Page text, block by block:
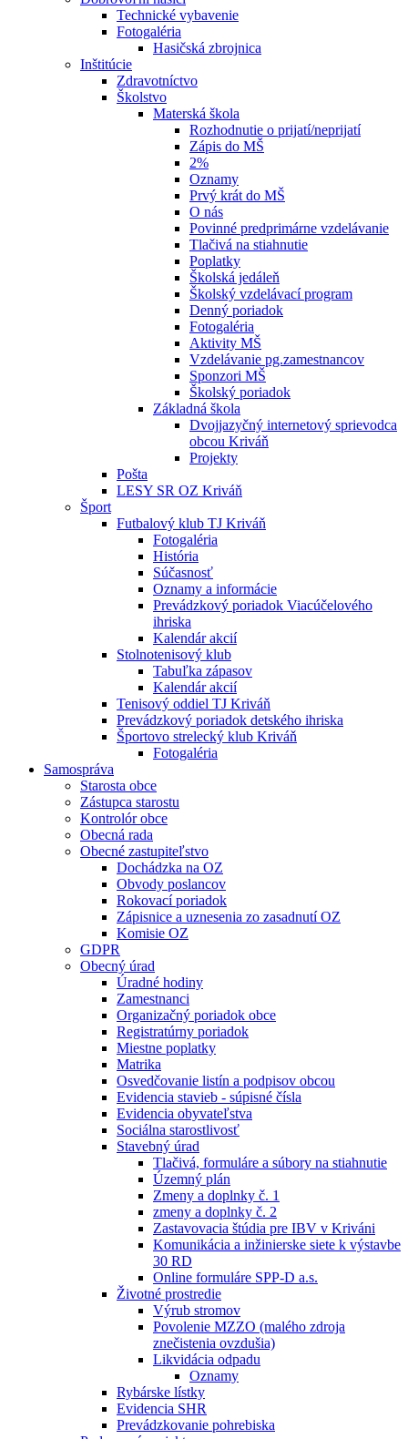
Technické vybavenie
Fotogaléria
Hasičská zbrojnica
Inštitúcie
Zdravotníctvo
Školstvo
Materská škola
Rozhodnutie o prijatí/neprijatí
Zápis do MŠ
2%
Oznamy
Prvý krát do MŠ
O nás
Povinné predprimárne vzdelávanie
Tlačivá na stiahnutie
Poplatky
Školská jedáleň
Školský vzdelávací program
Denný poriadok
Fotogaléria
Aktivity MŠ
Vzdelávanie pg.zamestnancov
Sponzori MŠ
Školský poriadok
Základná škola
Dvojjazyčný internetový sprievodca
obcou Kriváň
Projekty
Pošta
LESY SR OZ Kriváň
Šport
Futbalový klub TJ Kriváň
Fotogaléria
História
Súčasnosť
Oznamy a informácie
Prevádzkový poriadok Viacúčelového
ihriska
Kalendár akcií
Stolnotenisový klub
Tabuľka zápasov
Kalendár akcií
Tenisový oddiel TJ Kriváň
Prevádzkový poriadok detského ihriska
Športovo strelecký klub Kriváň
Fotogaléria
Samospráva
Starosta obce
Zástupca starostu
Kontrolór obce
Obecná rada
Obecné zastupiteľstvo
Dochádzka na OZ
Obvody poslancov
Rokovací poriadok
Zápisnice a uznesenia zo zasadnutí OZ
Komisie OZ
GDPR
Obecný úrad
Úradné hodiny
Zamestnanci
Organizačný poriadok obce
Registratúrny poriadok
Miestne poplatky
Matrika
Osvedčovanie listín a podpisov obcou
Evidencia stavieb - súpisné čísla
Evidencia obyvateľstva
Sociálna starostlivosť
Stavebný úrad
Tlačivá, formuláre a súbory na stiahnutie
Územný plán
Zmeny a doplnky č. 1
zmeny a doplnky č. 2
Zastavovacia štúdia pre IBV v Kriváni
Komunikácia a inžinierske siete k výstavbe
30 RD
Online formuláre SPP-D a.s.
Životné prostredie
Výrub stromov
Povolenie MZZO (malého zdroja
znečistenia ovzdušia)
Likvidácia odpadu
Oznamy
Rybárske lístky
Evidencia SHR
Prevádzkovanie pohrebiska